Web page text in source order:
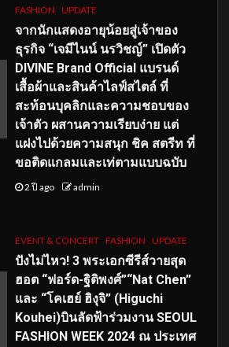
FASHION UPDATE
จากนักแสดงอายุน้อยสู่เจ้าของ
ธุรกิจ “เจมีไนน์ นรวิชญ์” เปิดตัว
DIVINE Brand Official แบรนด์
เสื้อผ้าและสินค้าไลฟ์สไตล์ ที่
สะท้อนบุคลิกและความชอบของ
เจ้าตัว ผสานความเรียบง่าย แต่
แฝงไปด้วยความสนุก ชิค สตรีท ที่
ขอติดแกลมและเท่ตามแบบฉบับ
2 ปี ago admin
EVENT & CONCERT FASHION UPDATE
ปังไม่ไหว! 3 พระเอกซีรีส์วายสุด
ฮอต “ฟอร์ด-ฐิติพงศ์”“Nat Chen”
และ “โคเฮย์ ฮิงุจิ” (Higuchi
Kouhei)บินลัดฟ้าร่วมงาน SEOUL
FASHION WEEK 2024 ณ ประเทศ